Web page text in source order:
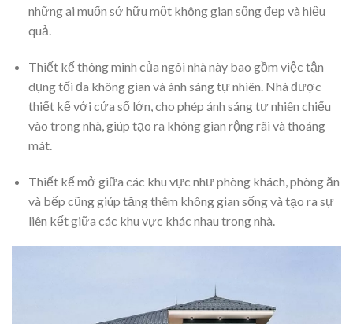
những ai muốn sở hữu một không gian sống đẹp và hiệu
quả.
Thiết kế thông minh của ngôi nhà này bao gồm việc tận
dụng tối đa không gian và ánh sáng tự nhiên. Nhà được
thiết kế với cửa sổ lớn, cho phép ánh sáng tự nhiên chiếu
vào trong nhà, giúp tạo ra không gian rộng rãi và thoáng
mát.
Thiết kế mở giữa các khu vực như phòng khách, phòng ăn
và bếp cũng giúp tăng thêm không gian sống và tạo ra sự
liên kết giữa các khu vực khác nhau trong nhà.